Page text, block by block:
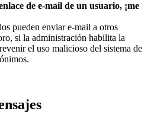
de e-mail de un usuario, ¡me
pueden enviar e-mail a otros
si la administración habilita la
el uso malicioso del sistema de